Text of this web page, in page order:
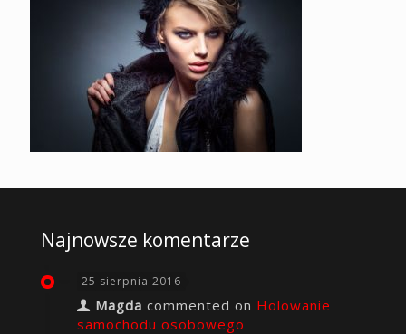
Najnowsze komentarze
25 sierpnia 2016
Magda commented on Holowanie
samochodu osobowego